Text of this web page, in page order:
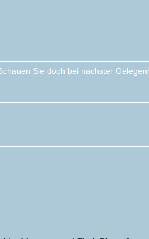
Sie doch bei nächster